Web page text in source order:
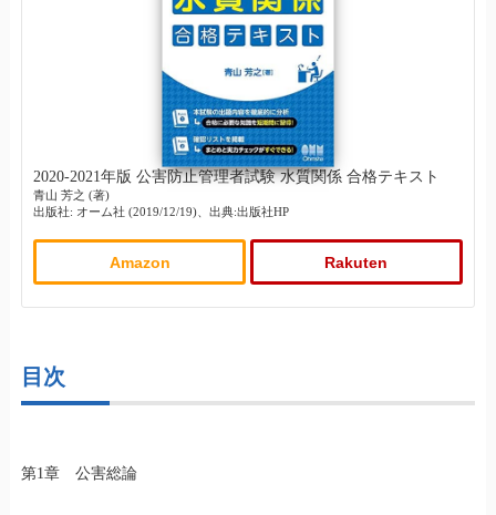
2020-2021年版 公害防止管理者試験 水質関係 合格テキスト
青山 芳之 (著)
出版社: オーム社 (2019/12/19)、出典:出版社HP
Amazon Rakuten
目次
第1章 公害総論